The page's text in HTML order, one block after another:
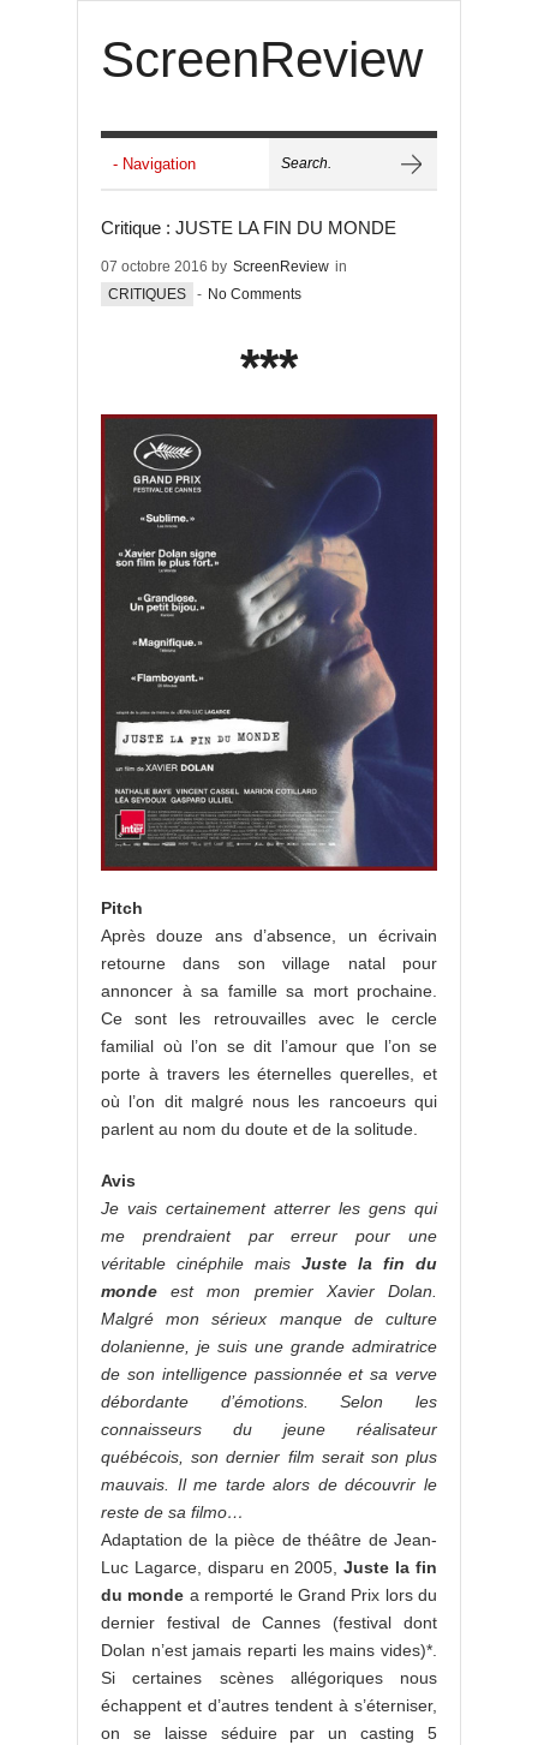
ScreenReview
Critique : JUSTE LA FIN DU MONDE
07 octobre 2016 by ScreenReview in
CRITIQUES
- No Comments
***
Pitch
Après douze ans d’absence, un écrivain
retourne dans son village natal pour
annoncer à sa famille sa mort prochaine.
Ce sont les retrouvailles avec le cercle
familial où l’on se dit l’amour que l’on se
porte à travers les éternelles querelles, et
où l’on dit malgré nous les rancoeurs qui
parlent au nom du doute et de la solitude.
Avis
Je vais certainement atterrer les gens qui
me prendraient par erreur pour une
véritable cinéphile mais Juste la fin du
monde est mon premier Xavier Dolan.
Malgré mon sérieux manque de culture
dolanienne, je suis une grande admiratrice
de son intelligence passionnée et sa verve
débordante d’émotions. Selon les
connaisseurs du jeune réalisateur
québécois, son dernier film serait son plus
mauvais. Il me tarde alors de découvrir le
reste de sa filmo…
Adaptation de la pièce de théâtre de Jean-
Luc Lagarce, disparu en 2005,Juste la fin
du monde a remporté le Grand Prix lors du
dernier festival de Cannes (festival dont
Dolan n’est jamais reparti les mains vides)*.
Si certaines scènes allégoriques nous
échappent et d’autres tendent à s’éterniser,
on se laisse séduire par un casting 5